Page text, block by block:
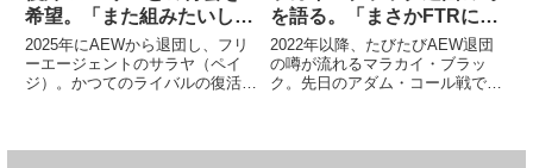
希望。「また組みたいし、
戦いたい。すぐじゃなくて
いいから」
2025年にAEWから退団し、フリ
ーエージェントのサラヤ（ペイ
ジ）。かつてのライバルの復活に
を語る。「まさかFTRに勝
つとは…。ブラックが負け
ることに農場を賭けてなく
てよかった」
2022年以降、たびたびAEW退団
の噂が流れるマラカイ・ブラッ
ク。先日のアダム・コール戦で